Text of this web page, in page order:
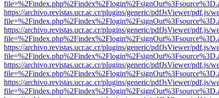
https://archivo.revistas.ucr.ac.cr/plugins/generic/pdfJsViewer/pdf.js/
https://archivo.revistas.ucr.ac.cr/plugins/generic/pdfJsViewer/pdf.js/
https://archivo.revistas.ucr.ac.cr/plugins/generic/pdfJsViewer/pdf.js/
https://archivo.revistas.ucr.ac.cr/plugins/generic/pdfJsViewer/pdf.js/
https://archivo.revistas.ucr.ac.cr/plugins/generic/pdfJsViewer/pdf.js/